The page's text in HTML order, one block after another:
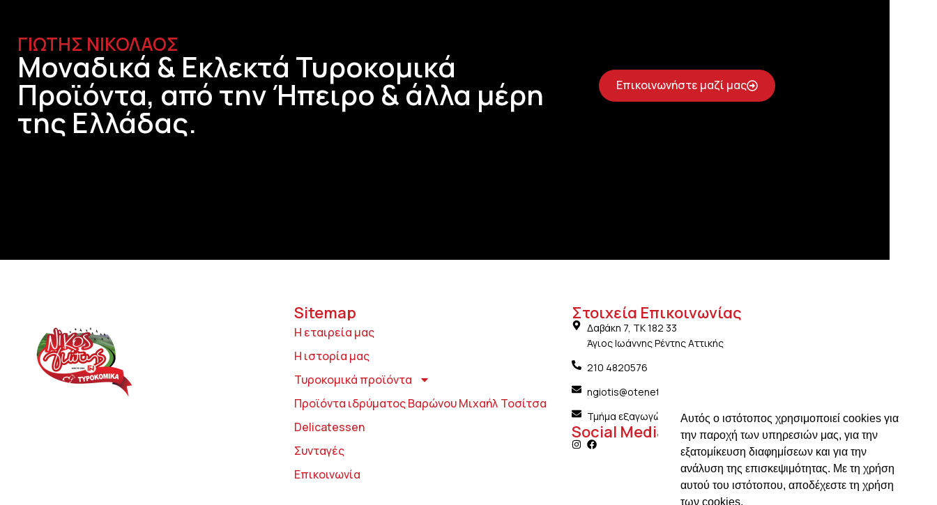
Αυτός ο ιστότοπος χρησιμοποιεί cookies για
την παροχή των υπηρεσιών μας, για την
εξατομίκευση διαφημίσεων και για την
ανάλυση της επισκεψιμότητας. Με τη χρήση
αυτού του ιστότοπου, αποδέχεστε τη χρήση
των cookies.
ΓΙΩΤΗΣ ΝΙΚΟΛΑΟΣ
Μοναδικά & Εκλεκτά Τυροκομικά
Προϊόντα, από την Ήπειρο & άλλα μέρη
της Ελλάδας.
Επικοινωνήστε μαζί μας
Sitemap
Η εταιρεία μας
Η ιστορία μας
Τυροκομικά προϊόντα
Προϊόντα ιδρύματος Βαρώνου Μιχαήλ Τοσίτσα
Delicatessen
Συνταγές
Επικοινωνία
Στοιχεία Επικοινωνίας
Δαβάκη 7, ΤΚ 182 33
Άγιος Ιωάννης Ρέντης Αττικής
210 4820576
ngiotis@otenet.gr
Τμήμα εξαγωγών: ngiotis.ike@gmail.com
Social Media